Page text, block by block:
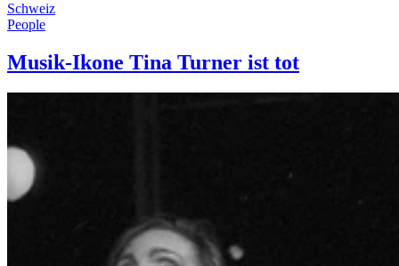
Schweiz
People
Musik-Ikone Tina Turner ist tot